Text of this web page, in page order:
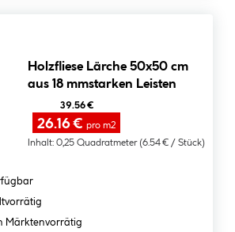
Holzfliese Lärche 50x50 cm
aus 18 mmstarken Leisten
39.56 €
26.16 €pro m2
Inhalt: 0,25 Quadratmeter (6.54 € / Stück)
vorrätig
Märktenvorrätig